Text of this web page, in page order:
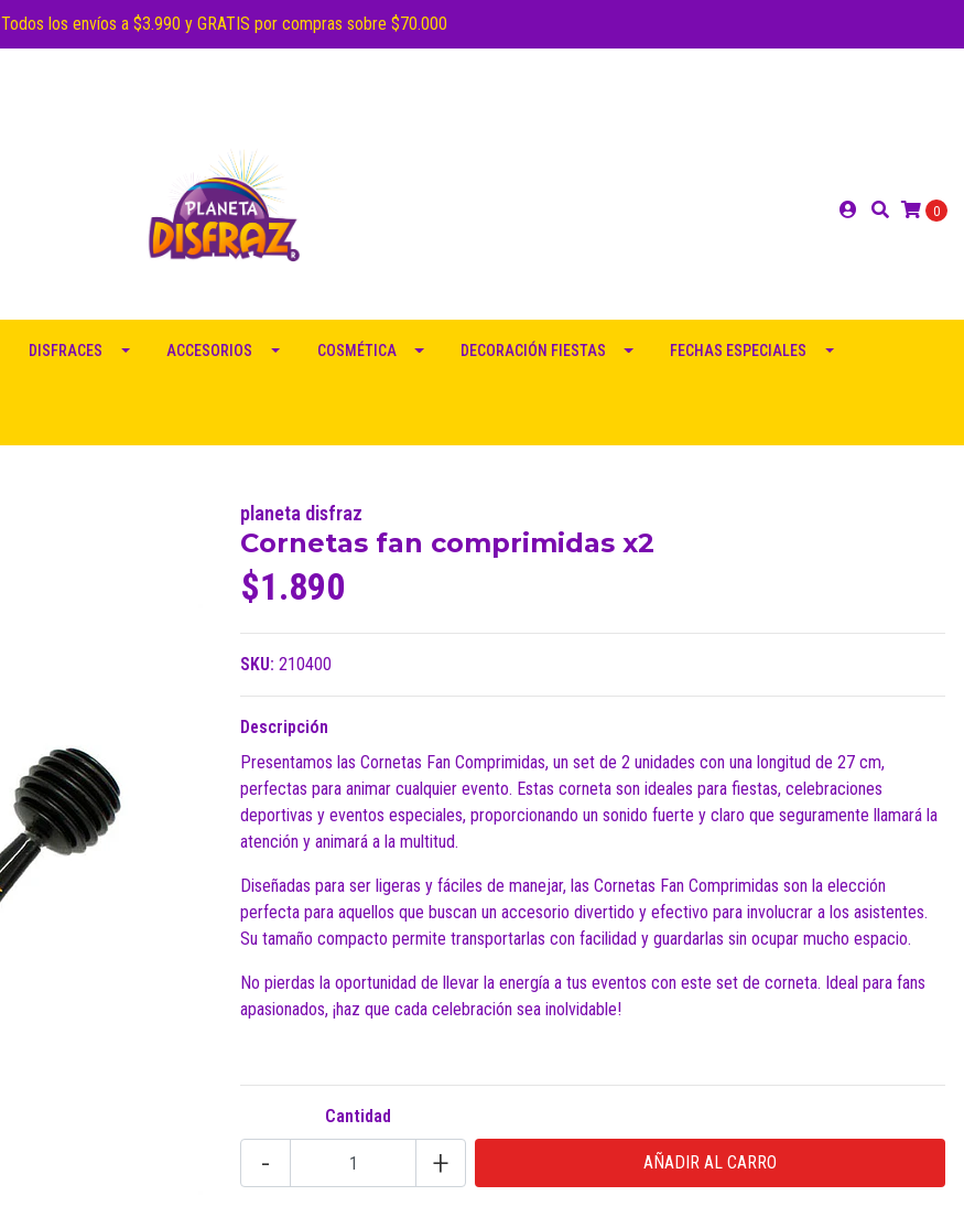
Todos los envíos a $3.990 y GRATIS por compras sobre $70.000
0
DISFRACES ACCESORIOS COSMÉTICA DECORACIÓN FIESTAS FECHAS ESPECIALES
planeta disfraz
Cornetas fan comprimidas x2
$1.890
SKU: 210400
Descripción
Presentamos las Cornetas Fan Comprimidas, un set de 2 unidades con una longitud de 27 cm,
perfectas para animar cualquier evento. Estas corneta son ideales para fiestas, celebraciones
deportivas y eventos especiales, proporcionando un sonido fuerte y claro que seguramente llamará la
atención y animará a la multitud.
Diseñadas para ser ligeras y fáciles de manejar, las Cornetas Fan Comprimidas son la elección
perfecta para aquellos que buscan un accesorio divertido y efectivo para involucrar a los asistentes.
Su tamaño compacto permite transportarlas con facilidad y guardarlas sin ocupar mucho espacio.
No pierdas la oportunidad de llevar la energía a tus eventos con este set de corneta. Ideal para fans
apasionados, ¡haz que cada celebración sea inolvidable!
Cantidad
- +